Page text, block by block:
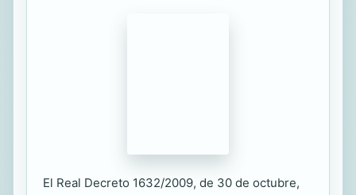
El Real Decreto 1632/2009, de 30 de octubre,